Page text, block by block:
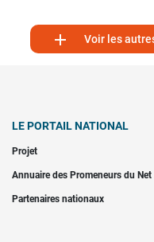
 Voir les
LE PORTAIL NATIONAL
Projet
Annuaire des Promeneurs du Net
Partenaires nationaux